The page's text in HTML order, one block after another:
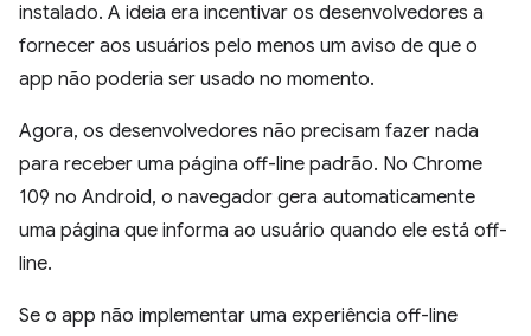
instalado. A ideia era incentivar os desenvolvedores a
fornecer aos usuários pelo menos um aviso de que o
app não poderia ser usado no momento.
Agora, os desenvolvedores não precisam fazer nada
para receber uma página off-line padrão. No Chrome
109 no Android, o navegador gera automaticamente
uma página que informa ao usuário quando ele está off-
line.
Se o app não implementar uma experiência off-line